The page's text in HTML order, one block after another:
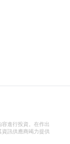
進行投資。在作出
資訊供應商竭力提供